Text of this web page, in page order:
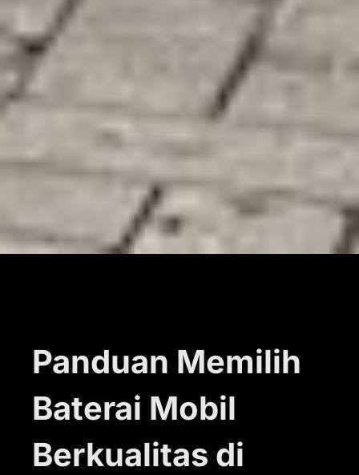
Panduan Memilih
Baterai Mobil
Berkualitas di